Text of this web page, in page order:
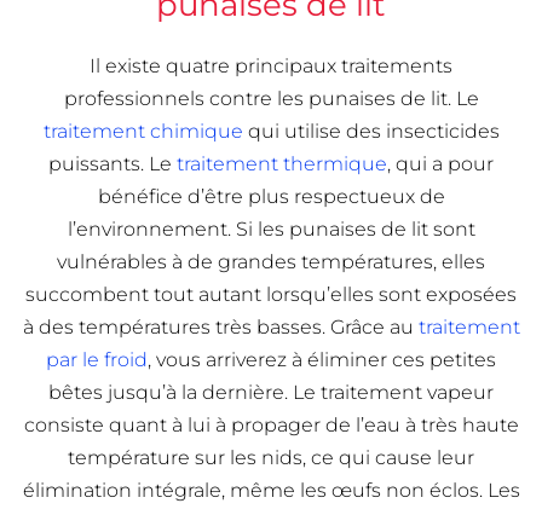
Il existe quatre principaux traitements
professionnels contre les punaises de lit. Le
traitement chimique qui utilise des insecticides
puissants. Le traitement thermique, qui a pour
bénéfice d’être plus respectueux de
l’environnement. Si les punaises de lit sont
vulnérables à de grandes températures, elles
succombent tout autant lorsqu’elles sont exposées
à des températures très basses. Grâce au traitement
par le froid, vous arriverez à éliminer ces petites
bêtes jusqu’à la dernière. Le traitement vapeur
consiste quant à lui à propager de l’eau à très haute
température sur les nids, ce qui cause leur
élimination intégrale, même les œufs non éclos. Les